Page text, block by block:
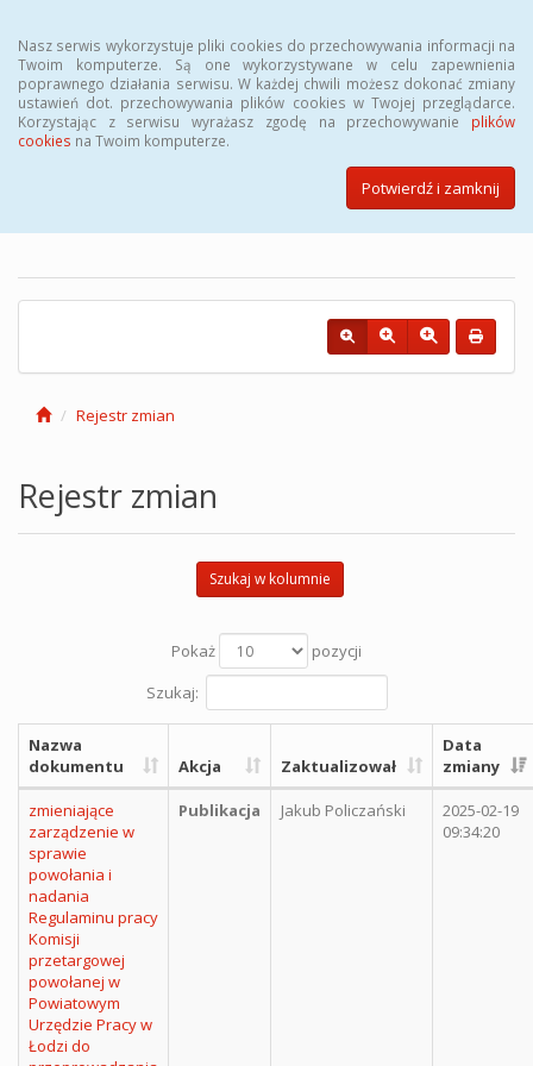
Nasz serwis wykorzystuje pliki cookies do przechowywania informacji na
Twoim komputerze. Są one wykorzystywane w celu zapewnienia
poprawnego działania serwisu. W każdej chwili możesz dokonać zmiany
ustawień dot. przechowywania plików cookies w Twojej przeglądarce.
Korzystając z serwisu wyrażasz zgodę na przechowywanie plików
cookies na Twoim komputerze.
Potwierdź i zamknij
Biuletyn Informacji Publicznej
Powiatowego Urzędu Pracy w
Rejestr zmian
Rejestr zmian
Szukaj w kolumnie
Pokaż
pozycji
Szukaj:
Nazwa
dokumentu
Akcja Zaktualizował
Data
zmiany
zmieniające
zarządzenie w
sprawie
powołania i
nadania
Regulaminu pracy
Komisji
przetargowej
powołanej w
Powiatowym
Urzędzie Pracy w
Łodzi do
Publikacja Jakub Policzański
2025-02-19
09:34:20